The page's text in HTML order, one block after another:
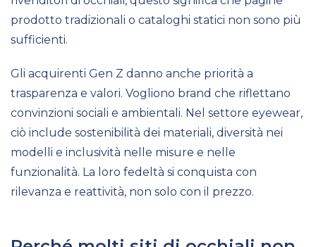
prodotto tradizionali o cataloghi statici non sono più
sufficienti.
Gli acquirenti Gen Z danno anche priorità a
trasparenza e valori. Vogliono brand che riflettano
convinzioni sociali e ambientali. Nel settore eyewear,
ciò include sostenibilità dei materiali, diversità nei
modelli e inclusività nelle misure e nelle
funzionalità. La loro fedeltà si conquista con
rilevanza e reattività, non solo con il prezzo.